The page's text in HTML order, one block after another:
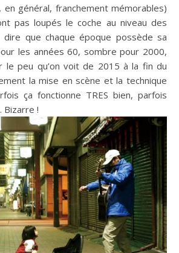
en général, franchement mémorables)
pas loupés le coche au niveau des
dire que chaque époque possède sa
les années 60, sombre pour 2000,
le peu qu’on voit de 2015 à la fin du
la mise en scène et la technique
ça fonctionne TRES bien, parfois
Bizarre !